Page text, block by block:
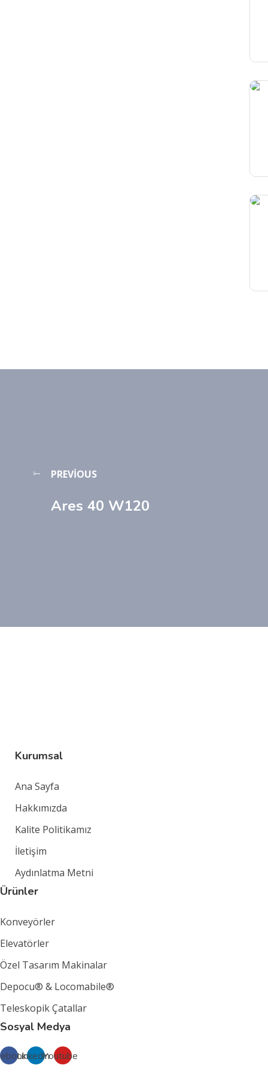
PREVIOUS
Ares 40 W120
Kurumsal
Ana Sayfa
Hakkımızda
Kalite Politikamız
İletişim
Aydınlatma Metni
Ürünler
Konveyörler
Elevatörler
Özel Tasarım Makinalar
Depocu® & Locomabile®
Teleskopik Çatallar
Sosyal Medya
LinkedinYoutube